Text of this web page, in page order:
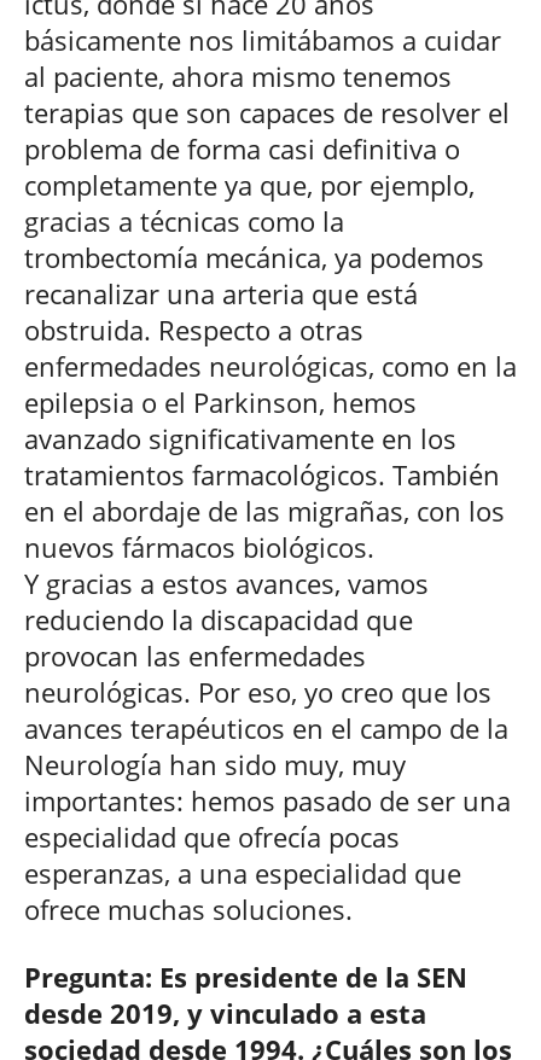
básicamente nos limitábamos a cuidar
al paciente, ahora mismo tenemos
terapias que son capaces de resolver el
problema de forma casi definitiva o
completamente ya que, por ejemplo,
gracias a técnicas como la
trombectomía mecánica, ya podemos
recanalizar una arteria que está
obstruida. Respecto a otras
enfermedades neurológicas, como en la
epilepsia o el Parkinson, hemos
avanzado significativamente en los
tratamientos farmacológicos. También
en el abordaje de las migrañas, con los
nuevos fármacos biológicos.
Y gracias a estos avances, vamos
reduciendo la discapacidad que
provocan las enfermedades
neurológicas. Por eso, yo creo que los
avances terapéuticos en el campo de la
Neurología han sido muy, muy
importantes: hemos pasado de ser una
especialidad que ofrecía pocas
esperanzas, a una especialidad que
ofrece muchas soluciones.
Pregunta: Es presidente de la SEN
desde 2019, y vinculado a esta
sociedad desde 1994. ¿Cuáles son los